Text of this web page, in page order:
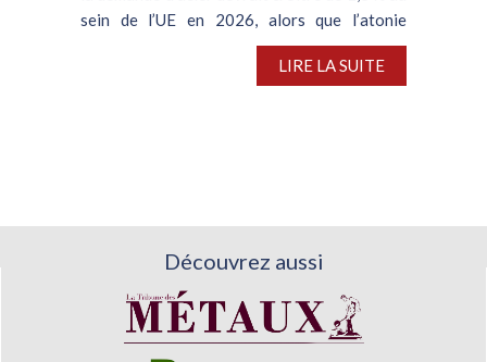
sein de l’UE en 2026, alors que l’atonie
persistante de la filière automobile plombe le
segment de la construction, en meilleure...
LIRE LA SUITE
Découvrez aussi